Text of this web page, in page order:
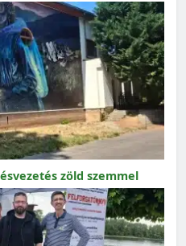
zöld szemmel